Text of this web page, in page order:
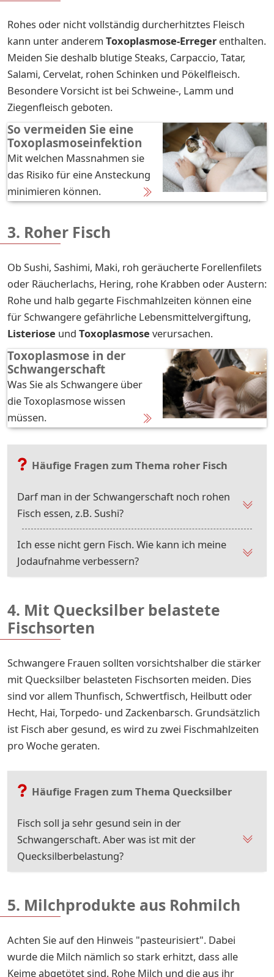
Rohes oder nicht vollständig durcherhitztes Fleisch
kann unter anderem Toxoplasmose-Erreger enthalten.
Meiden Sie deshalb blutige Steaks, Carpaccio, Tatar,
Salami, Cervelat, rohen Schinken und Pökelfleisch.
Besondere Vorsicht ist bei Schweine-, Lamm und
Ziegenfleisch geboten.
So vermeiden Sie eine
Toxoplasmoseinfektion
Mit welchen Massnahmen sie
das Risiko für eine Ansteckung
minimieren können.
3. Roher Fisch
Ob Sushi, Sashimi, Maki, roh geräucherte Forellenfilets
oder Räucherlachs, Hering, rohe Krabben oder Austern:
Rohe und halb gegarte Fischmahlzeiten können eine
für Schwangere gefährliche Lebensmittelvergiftung,
Listeriose und Toxoplasmose verursachen.
Toxoplasmose in der
Schwangerschaft
Was Sie als Schwangere über
die Toxoplasmose wissen
müssen.
Häufige Fragen zum Thema roher Fisch
Darf man in der Schwangerschaft noch rohen
Fisch essen, z.B. Sushi?
Ich esse nicht gern Fisch. Wie kann ich meine
Jodaufnahme verbessern?
4. Mit Quecksilber belastete
Fischsorten
Schwangere Frauen sollten vorsichtshalber die stärker
mit Quecksilber belasteten Fischsorten meiden. Dies
sind vor allem Thunfisch, Schwertfisch, Heilbutt oder
Hecht, Hai, Torpedo- und Zackenbarsch. Grundsätzlich
ist Fisch aber gesund, es wird zu zwei Fischmahlzeiten
pro Woche geraten.
Häufige Fragen zum Thema Quecksilber
Fisch soll ja sehr gesund sein in der
Schwangerschaft. Aber was ist mit der
Quecksilberbelastung?
5. Milchprodukte aus Rohmilch
Achten Sie auf den Hinweis "pasteurisiert". Dabei
wurde die Milch nämlich so stark erhitzt, dass alle
Keime abgetötet sind. Rohe Milch und die aus ihr